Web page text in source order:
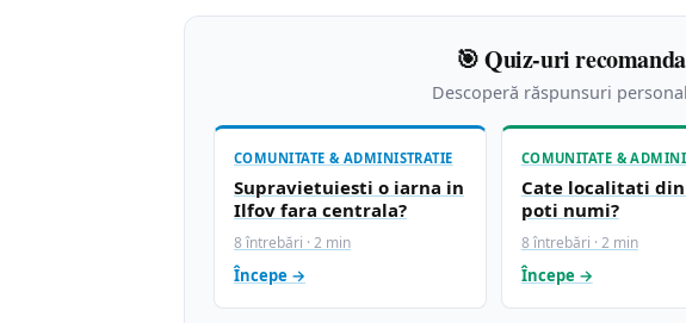
🎯 Quiz-uri
Descoperă răspunsuri
COMUNITATE & ADMINISTRATIE
Supravietuiesti o iarna in
Ilfov fara centrala?
8 întrebări · 2 min
Începe →
COMUNITATE &
Cate localitati
poti numi?
8 întrebări · 2 min
Începe →